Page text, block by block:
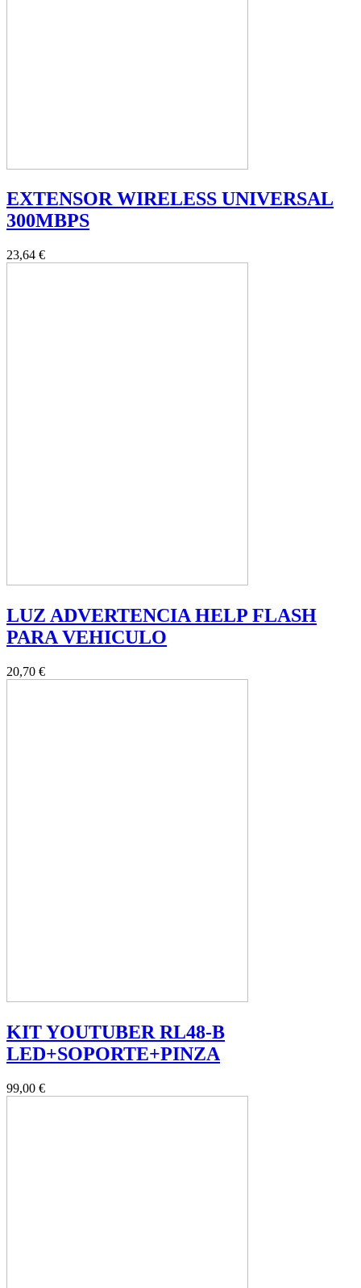
EXTENSOR WIRELESS UNIVERSAL
300MBPS
23,64 €
LUZ ADVERTENCIA HELP FLASH
PARA VEHICULO
20,70 €
KIT YOUTUBER RL48-B
LED+SOPORTE+PINZA
99,00 €